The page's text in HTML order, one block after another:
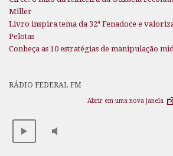
Miller
Livro inspira tema da 32ª Fenadoce e
Pelotas
Conheça as 10 estratégias de manipulação
RÁDIO FEDERAL FM
Abrir em uma nova janela